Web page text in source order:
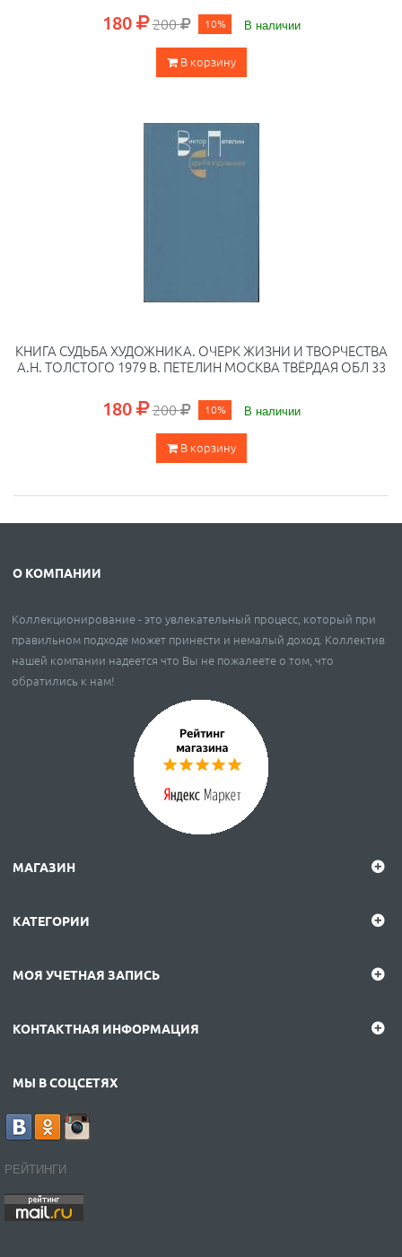
180 200 10% В наличии
В корзину
КНИГА СУДЬБА ХУДОЖНИКА. ОЧЕРК ЖИЗНИ И ТВОРЧЕСТВА
А.Н. ТОЛСТОГО 1979 В. ПЕТЕЛИН МОСКВА ТВЁРДАЯ ОБЛ 33
180 200 10% В наличии
В корзину
О КОМПАНИИ
Коллекционирование - это увлекательный процесс, который при
правильном подходе может принести и немалый доход. Коллектив
нашей компании надеется что Вы не пожалеете о том, что
обратились к нам!
МАГАЗИН
КАТЕГОРИИ
МОЯ УЧЕТНАЯ ЗАПИСЬ
КОНТАКТНАЯ ИНФОРМАЦИЯ
МЫ В СОЦСЕТЯХ
РЕЙТИНГИ